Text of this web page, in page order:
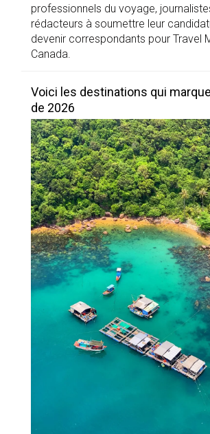
professionnels du voyage,
rédacteurs à soumettre leur
devenir correspondants pour Travel
Canada.
Voici les destinations qui
de 2026